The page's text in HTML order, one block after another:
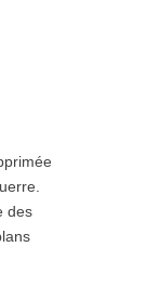
des